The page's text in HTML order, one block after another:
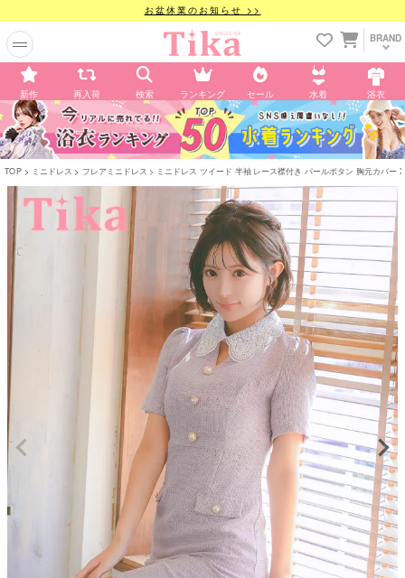
お盆休業のお知らせ >>
BRAND
新作 再入荷 検索 ランキング セール 水着 浴衣
TOP ミニドレス フレアミニドレス ミニドレス ツイード 半袖 レース襟付き パールボタン 胸元カバ